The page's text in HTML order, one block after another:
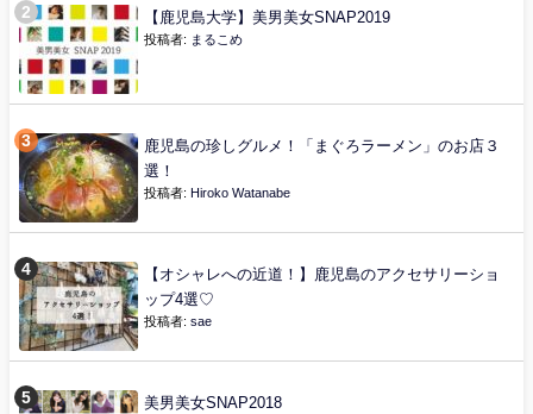
【鹿児島大学】美男美女SNAP2019
投稿者: まるこめ
鹿児島の珍しグルメ！「まぐろラーメン」のお店３
選！
投稿者: Hiroko Watanabe
【オシャレへの近道！】鹿児島のアクセサリーショ
ップ4選♡
投稿者: sae
美男美女SNAP2018